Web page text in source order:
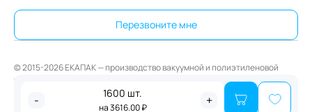
- 1600 шт.
на3616.00₽ +
Перезвоните мне
© 2015-2026 ЕКАПАК — производство вакуумной и полиэтиленовой
упаковки